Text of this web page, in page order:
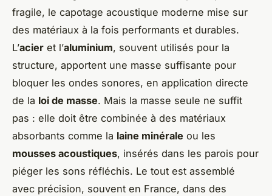
fragile, le capotage acoustique moderne mise sur
des matériaux à la fois performants et durables.
L’acier et l’aluminium, souvent utilisés pour la
structure, apportent une masse suffisante pour
bloquer les ondes sonores, en application directe
de la loi de masse. Mais la masse seule ne suffit
pas : elle doit être combinée à des matériaux
absorbants comme la laine minérale ou les
mousses acoustiques, insérés dans les parois pour
piéger les sons réfléchis. Le tout est assemblé
avec précision, souvent en France, dans des